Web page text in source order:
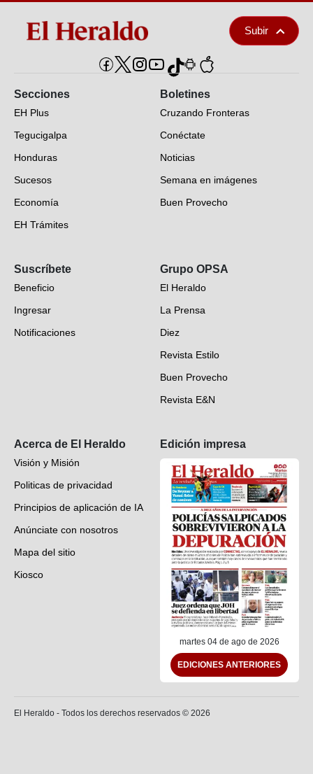
Subir
Secciones
EH Plus
Tegucigalpa
Honduras
Sucesos
Economía
EH Trámites
EH Verifica
Fotogalerías
Deportes
Videos
Boletines
Cruzando Fronteras
Conéctate
Noticias
Semana en imágenes
Buen Provecho
Suscríbete
Beneficio
Ingresar
Notificaciones
Grupo OPSA
El Heraldo
La Prensa
Diez
Revista Estilo
Buen Provecho
Revista E&N
Acerca de El Heraldo
Visión y Misión
Politicas de privacidad
Principios de aplicación de IA
Anúnciate con nosotros
Mapa del sitio
Kiosco
Edición impresa
martes 04 de ago de 2026
EDICIONES ANTERIORES
El Heraldo - Todos los derechos reservados © 2026